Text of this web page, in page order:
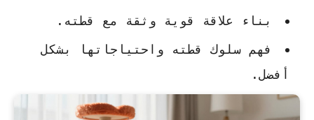
بناء علاقة قوية وثقة مع قطته.
فهم سلوك قطته واحتياجاتها بشكل
أفضل.